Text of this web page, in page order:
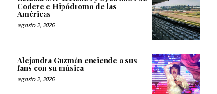
Codere e Hipódromo de las
Américas
agosto 2, 2026
Alejandra Guzmán enciende a sus
fans con su música
agosto 2, 2026